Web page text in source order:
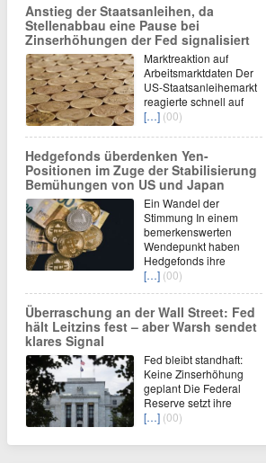
Anstieg der Staatsanleihen, da
Stellenabbau eine Pause bei
Zinserhöhungen der Fed signalisiert
Marktreaktion auf
Arbeitsmarktdaten Der
US-Staatsanleihemarkt
reagierte schnell auf
[…] (00)
Hedgefonds überdenken Yen-
Positionen im Zuge der Stabilisierung
Bemühungen von US und Japan
Ein Wandel der
Stimmung In einem
bemerkenswerten
Wendepunkt haben
Hedgefonds ihre
[…] (00)
Überraschung an der Wall Street: Fed
hält Leitzins fest – aber Warsh sendet
klares Signal
Fed bleibt standhaft:
Keine Zinserhöhung
geplant Die Federal
Reserve setzt ihre
[…] (00)